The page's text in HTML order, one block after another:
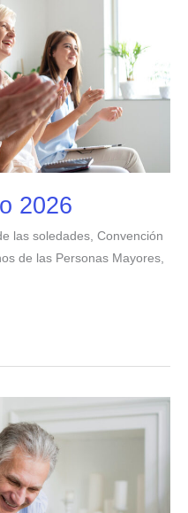
2026
las soledades, Convención
de las Personas Mayores,